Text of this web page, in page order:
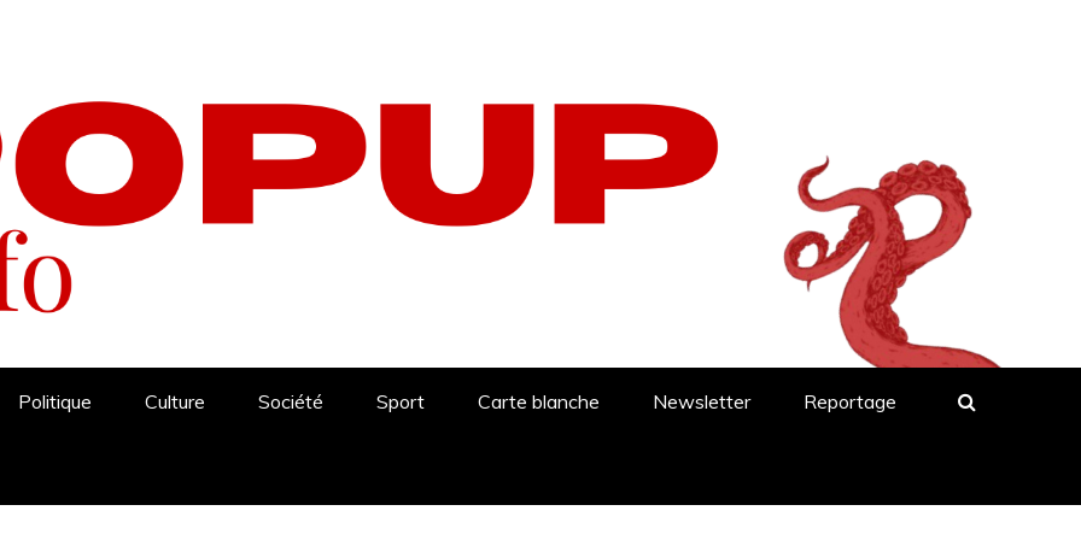
Politique Culture Société Sport Carte blanche Newsletter Reportage